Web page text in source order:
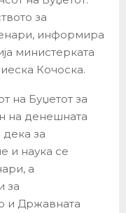
за
информира
министерката
Кочоска.
на Буџетот за
на денешната
дека за
и наука се
а
за
и Државната